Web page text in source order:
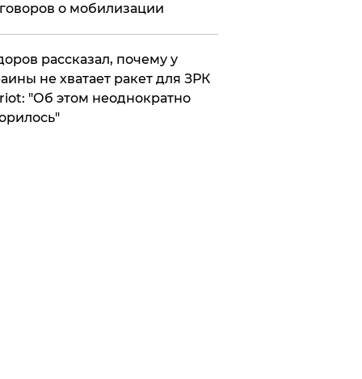
о мобилизации
рассказал, почему у
не хватает ракет для ЗРК
"Об этом неоднократно